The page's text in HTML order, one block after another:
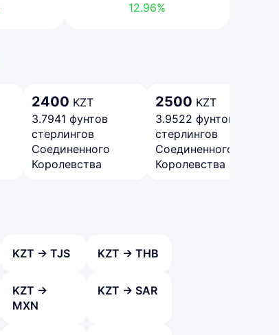
12.96%
2400 KZT
3.7941 фунтов
стерлингов
Соединенного
Королевства
2500 KZT
3.9522 фунтов
стерлингов
Соединенного
Королевства
KZT → TJS KZT → THB
KZT →
MXN
KZT → SAR